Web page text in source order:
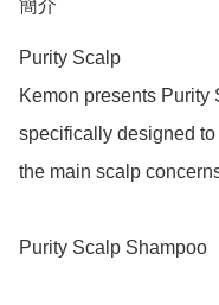
簡介
Purity Scalp
Kemon presents Purity
specifically designed
the main scalp
Purity Scalp Shampoo